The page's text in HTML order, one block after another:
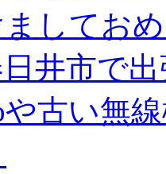
してお
井市で
や古い無